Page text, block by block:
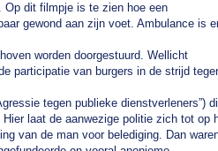
Op dit filmpje is te zien hoe een
gewond aan zijn voet. Ambulance is
worden doorgestuurd. Wellicht
participatie van burgers in de strijd
tegen publieke dienstverleners”)
laat de aanwezige politie zich tot op
van de man voor belediging. Dan